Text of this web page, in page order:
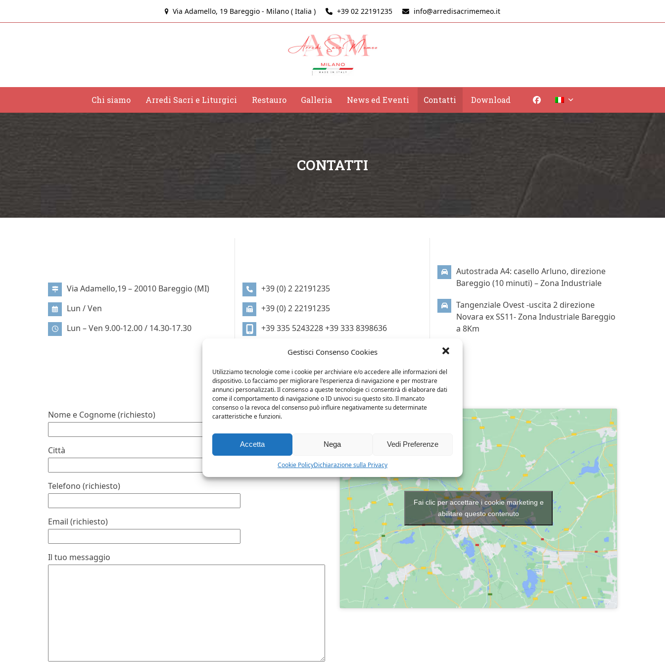
Gestisci Consenso Cookies
Utilizziamo tecnologie come i cookie per archiviare e/o accedere alle informazioni del
dispositivo. Lo facciamo per migliorare l'esperienza di navigazione e per mostrare
annunci personalizzati. Il consenso a queste tecnologie ci consentirà di elaborare dati
come il comportamento di navigazione o ID univoci su questo sito. Il mancato
consenso o la revoca del consenso può influire negativamente su determinate
caratteristiche e funzioni.
Accetta Nega Vedi Preferenze
Cookie PolicyDichiarazione sulla Privacy
Via Adamello, 19 Bareggio - Milano ( Italia ) +39 02 22191235 info@arredisacrimemeo.it
Chi siamo Arredi Sacri e Liturgici Restauro Galleria News ed Eventi Contatti Download
CONTATTI
Via Adamello,19 – 20010 Bareggio (MI)
Lun / Ven
Lun – Ven 9.00-12.00 / 14.30-17.30
+39 (0) 2 22191235
+39 (0) 2 22191235
+39 335 5243228 +39 333 8398636
info@arredisacrimemeo.it
Autostrada A4: casello Arluno, direzione
Bareggio (10 minuti) – Zona Industriale
Tangenziale Ovest -uscita 2 direzione
Novara ex SS11- Zona Industriale Bareggio
a 8Km
Nome e Cognome (richiesto)
Città
Telefono (richiesto)
Email (richiesto)
Il tuo messaggio
DOVE SIAMO
Fai clic per accettare i cookie marketing e
abilitare questo contenuto